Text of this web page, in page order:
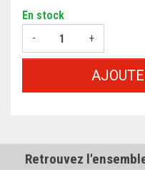
En stock
-
+
Retrouvez